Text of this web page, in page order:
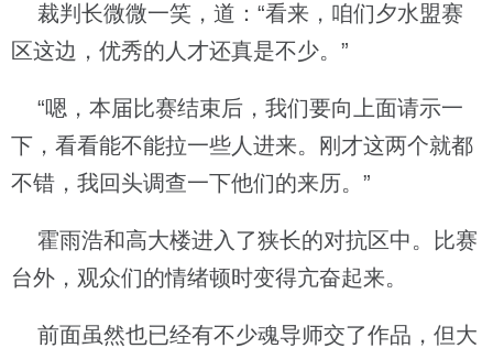
裁判长微微一笑，道：“看来，咱们夕水盟赛
区这边，优秀的人才还真是不少。”
“嗯，本届比赛结束后，我们要向上面请示一
下，看看能不能拉一些人进来。刚才这两个就都
不错，我回头调查一下他们的来历。”
霍雨浩和高大楼进入了狭长的对抗区中。比赛
台外，观众们的情绪顿时变得亢奋起来。
前面虽然也已经有不少魂导师交了作品，但大